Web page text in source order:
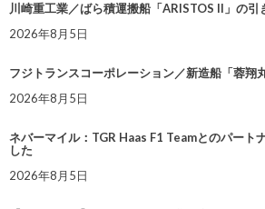
川崎重工業／ばら積運搬船「ARISTOS II」の引
2026年8月5日
フジトランスコーポレーション／新造船「蓉翔
2026年8月5日
ネバーマイル：TGR Haas F1 Teamとのパート
した
2026年8月5日